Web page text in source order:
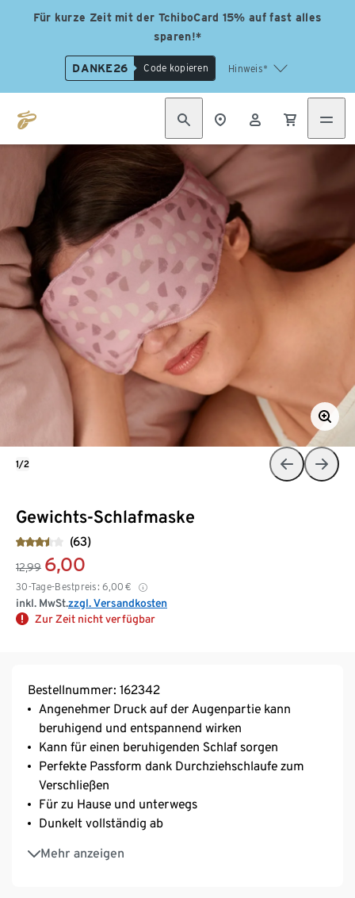
Für kurze Zeit mit der TchiboCard 15% auf fast alles
sparen!*
DANKE26 Code kopieren Hinweis*
Gewichts-Schlafmaske
(63)
12,99 6,00
30-Tage-Bestpreis: 6,00 €
inkl. MwSt.zzgl. Versandkosten
Zur Zeit nicht verfügbar
1/2
Bestellnummer: 162342
Angenehmer Druck auf der Augenpartie kann
beruhigend und entspannend wirken
Kann für einen beruhigenden Schlaf sorgen
Perfekte Passform dank Durchziehschlaufe zum
Verschließen
Für zu Hause und unterwegs
Dunkelt vollständig ab
Mehr anzeigen
Kann gegen Stress, Migräne und Verspannungen